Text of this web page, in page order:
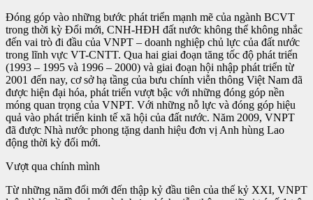
Đóng góp vào những bước phát triển mạnh mẽ của ngành BCVT
trong thời kỳ Đổi mới, CNH-HĐH đất nước không thể không nhắc
đến vai trò đi đầu của VNPT – doanh nghiệp chủ lực của đất nước
trong lĩnh vực VT-CNTT. Qua hai giai đoạn tăng tốc độ phát triển
(1993 – 1995 và 1996 – 2000) và giai đoạn hội nhập phát triển từ
2001 đến nay, cơ sở hạ tầng của bưu chính viễn thông Việt Nam đã
được hiện đại hóa, phát triển vượt bậc với những đóng góp nền
móng quan trọng của VNPT. Với những nỗ lực và đóng góp hiệu
quả vào phát triển kinh tế xã hội của đất nước. Năm 2009, VNPT
đã được Nhà nước phong tặng danh hiệu đơn vị Anh hùng Lao
động thời kỳ đổi mới.
Vượt qua chính mình
Từ những năm đổi mới đến thập kỷ đầu tiên của thế kỷ XXI, VNPT